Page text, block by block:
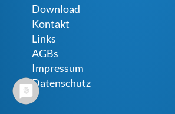
Download
Kontakt
Links
AGBs
Impressum
Datenschutz